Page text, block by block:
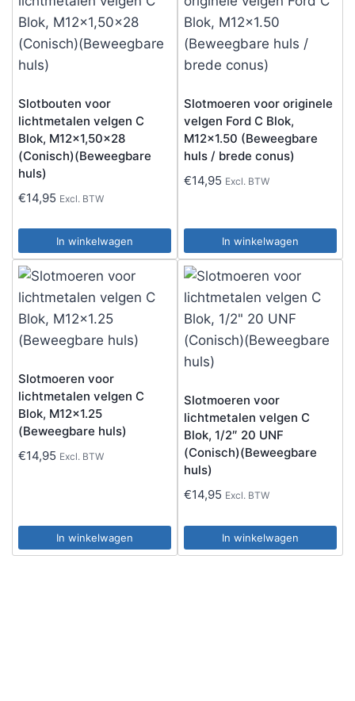
Slotbouten voor
lichtmetalen velgen C
Blok, M12x1,50×28
(Conisch)(Beweegbare
huls)
€14,95 Excl. BTW
In winkelwagen
Slotmoeren voor originele
velgen Ford C Blok,
M12x1.50 (Beweegbare
huls / brede conus)
€14,95 Excl. BTW
In winkelwagen
Slotmoeren voor
lichtmetalen velgen C
Blok, M12x1.25
(Beweegbare huls)
€14,95 Excl. BTW
In winkelwagen
Slotmoeren voor
lichtmetalen velgen C
Blok, 1/2″ 20 UNF
(Conisch)(Beweegbare
huls)
€14,95 Excl. BTW
In winkelwagen